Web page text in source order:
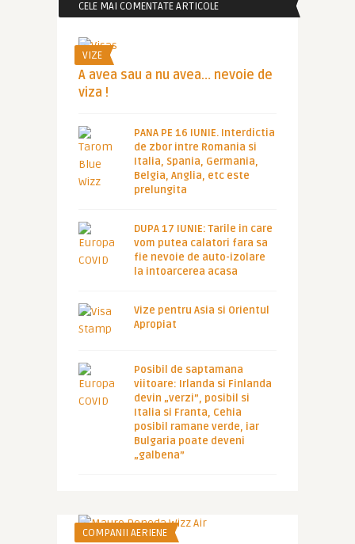
CELE MAI COMENTATE ARTICOLE
VIZE
A avea sau a nu avea… nevoie de
viza !
PANA PE 16 IUNIE. Interdictia
de zbor intre Romania si
Italia, Spania, Germania,
Belgia, Anglia, etc este
prelungita
DUPA 17 IUNIE: Tarile in care
vom putea calatori fara sa
fie nevoie de auto-izolare
la intoarcerea acasa
Vize pentru Asia si Orientul
Apropiat
Posibil de saptamana
viitoare: Irlanda si Finlanda
devin „verzi”, posibil si
Italia si Franta, Cehia
posibil ramane verde, iar
Bulgaria poate deveni
„galbena”
COMPANII AERIENE